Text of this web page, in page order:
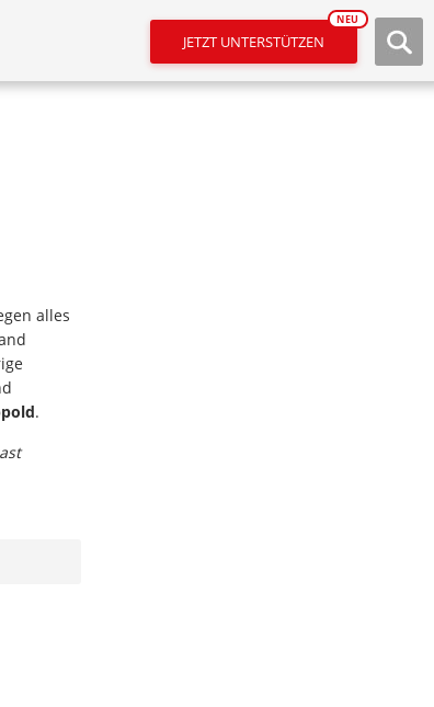
JETZT UNTERSTÜTZEN
NEU
alles
.